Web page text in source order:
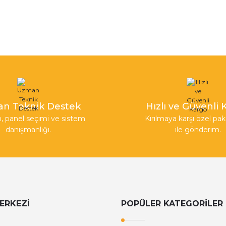
Teknik Destek
panel seçimi ve sistem
danışmanlığı.
Hızlı ve Güvenli
Kırılmaya karşı özel
ile gönderim.
POPÜLER KATEGORİLER